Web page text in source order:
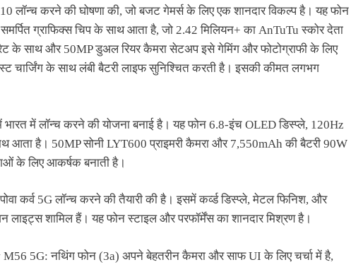
लॉन्च करने की घोषणा की, जो बजट गेमर्स के लिए एक शानदार विकल्प है। यह फोन
ग्राफिक्स चिप के साथ आता है, जो 2.42 मिलियन+ का AnTuTu स्कोर देता
के साथ और 50MP डुअल रियर कैमरा सेटअप इसे गेमिंग और फोटोग्राफी के लिए
चार्जिंग के साथ लंबी बैटरी लाइफ सुनिश्चित करती है। इसकी कीमत लगभग
में लॉन्च करने की योजना बनाई है। यह फोन 6.8-इंच OLED डिस्प्ले, 120Hz
है। 50MP सोनी LYT600 प्राइमरी कैमरा और 7,550mAh की बैटरी 90W
के लिए आकर्षक बनाती है।
कर्व 5G लॉन्च करने की तैयारी की है। इसमें कर्व्ड डिस्प्ले, मेटल फिनिश, और
शामिल हैं। यह फोन स्टाइल और परफॉर्मेंस का शानदार मिश्रण है।
5G: नथिंग फोन (3a) अपने बेहतरीन कैमरा और साफ UI के लिए चर्चा में है,